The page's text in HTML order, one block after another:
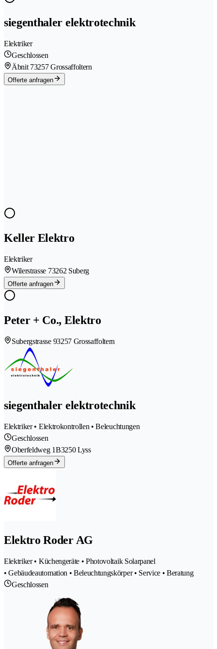
siegenthaler elektrotechnik
Elektriker
Geschlossen
Äbnit 73257 Grossaffoltern
Offerte anfragen
Keller Elektro
Elektriker
Wilerstrasse 73262 Suberg
Offerte anfragen
Peter + Co., Elektro
Subergstrasse 93257 Grossaffoltern
siegenthaler elektrotechnik
Elektriker • Elektrokontrollen • Beleuchtungen
Geschlossen
Oberfeldweg 1B3250 Lyss
Offerte anfragen
Elektro Roder AG
Elektriker • Küchengeräte • Photovoltaik Solarpanel
• Gebäudeautomation • Beleuchtungskörper • Service • Beratung
Geschlossen